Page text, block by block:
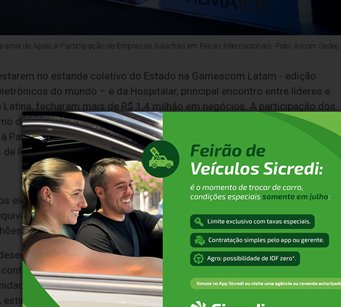
de Apoio à Participação de Empresas Gaúchas em Feiras Internacionais -Foto: Ascom Sedec
no estande coletivo do Estado na Gamescom Latam - edição
do mundo – e da Hospitalar, principal encontro entre líderes e
fecharam mais de R$ 1,4 milhão em negócios. A participação dos
do Estado, por meio da Secretaria de Desenvolvimento Econômico
Participação de Empresas Gaúchas em Feiras Internacionais e Nacionais
R$162 mil nos espaços.
eletrônicos, que aconteceu entre os dias 30 de abril e 3 de maio, em São
a mais de R$1 milhão, além de prospectarem outros 105, com
nos próximos doze meses.
entusiastas e empresas do setor de games – os
de negócios, ampliando as chances de colaboração e de
de participação na Gamescom Latam viabilizada pelo governo do
a troca de experiências e consolida a presença gaúcha no